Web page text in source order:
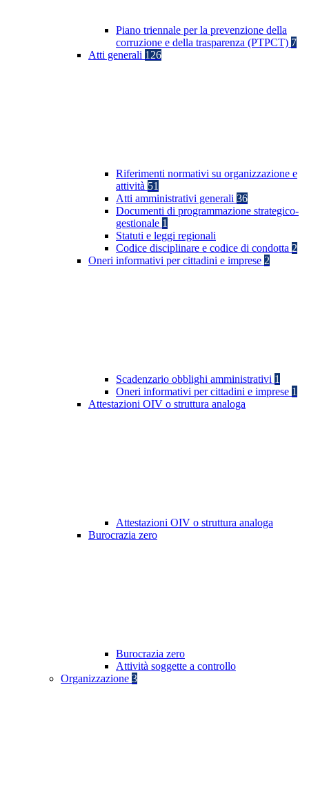
Piano triennale per la prevenzione della
corruzione e della trasparenza (PTPCT) 7
Atti generali 126
Riferimenti normativi su organizzazione e
attività 51
Atti amministrativi generali 36
Documenti di programmazione strategico-
gestionale 1
Statuti e leggi regionali
Codice disciplinare e codice di condotta 2
Oneri informativi per cittadini e imprese 2
Scadenzario obblighi amministrativi 1
Oneri informativi per cittadini e imprese 1
Attestazioni OIV o struttura analoga
Attestazioni OIV o struttura analoga
Burocrazia zero
Burocrazia zero
Attività soggette a controllo
Organizzazione 3